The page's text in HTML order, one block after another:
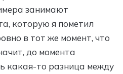
занимают
которую я пометил
в тот же момент, что
до момента
какая-то разница между